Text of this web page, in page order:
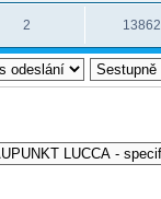
2 13862